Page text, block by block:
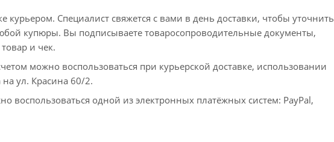
Специалист свяжется с вами в день доставки, чтобы уточнить
купюры. Вы подписываете товаросопроводительные документы,
и чек.
можно воспользоваться при курьерской доставке, использовании
ул. Красина 60/2.
воспользоваться одной из электронных платёжных систем: PayPal,